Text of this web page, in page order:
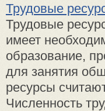
Трудовые
Трудовые
имеет
образование,
для занятия
ресурсы
Численность